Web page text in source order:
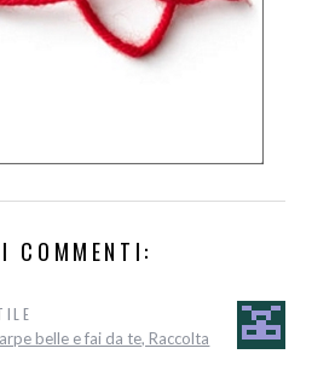
COMMENTI:
belle e fai da te, Raccolta